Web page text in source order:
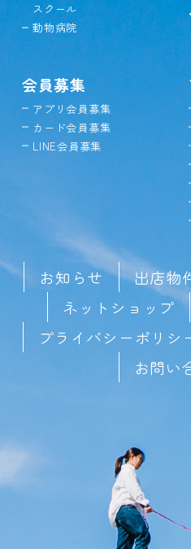
スクール
動物病院
会員募集
アプリ会員募集
カード会員募集
LINE会員募集
お知らせ 出店物
ネットショップ
プライバシーポリシ
お問い